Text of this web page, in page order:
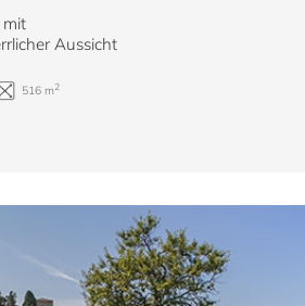
200 m2
mit
Aussicht